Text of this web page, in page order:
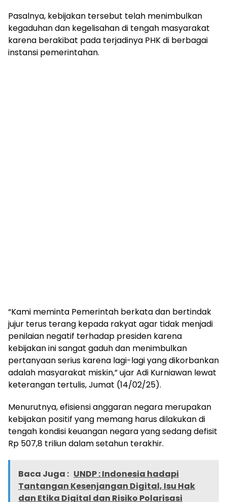
Pasalnya, kebijakan tersebut telah menimbulkan
kegaduhan dan kegelisahan di tengah masyarakat
karena berakibat pada terjadinya PHK di berbagai
instansi pemerintahan.
“Kami meminta Pemerintah berkata dan bertindak
jujur terus terang kepada rakyat agar tidak menjadi
penilaian negatif terhadap presiden karena
kebijakan ini sangat gaduh dan menimbulkan
pertanyaan serius karena lagi-lagi yang dikorbankan
adalah masyarakat miskin,” ujar Adi Kurniawan lewat
keterangan tertulis, Jumat (14/02/25).
Menurutnya, efisiensi anggaran negara merupakan
kebijakan positif yang memang harus dilakukan di
tengah kondisi keuangan negara yang sedang defisit
Rp 507,8 triliun dalam setahun terakhir.
Baca Juga : UNDP : Indonesia hadapi
Tantangan Kesenjangan Digital, Isu Hak
dan Etika Digital dan Risiko Polarisasi